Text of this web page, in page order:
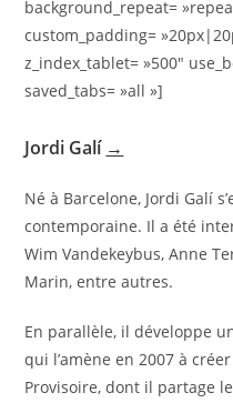
background_repeat=
custom_padding=
z_index_tablet= »500″
saved_tabs= »all »]
Jordi Galí →
Né à Barcelone, Jordi Galí
contemporaine. Il a été
Wim Vandekeybus, Anne
Marin, entre autres.
En parallèle, il développe
qui l’amène en 2007 à
Provisoire, dont il partage